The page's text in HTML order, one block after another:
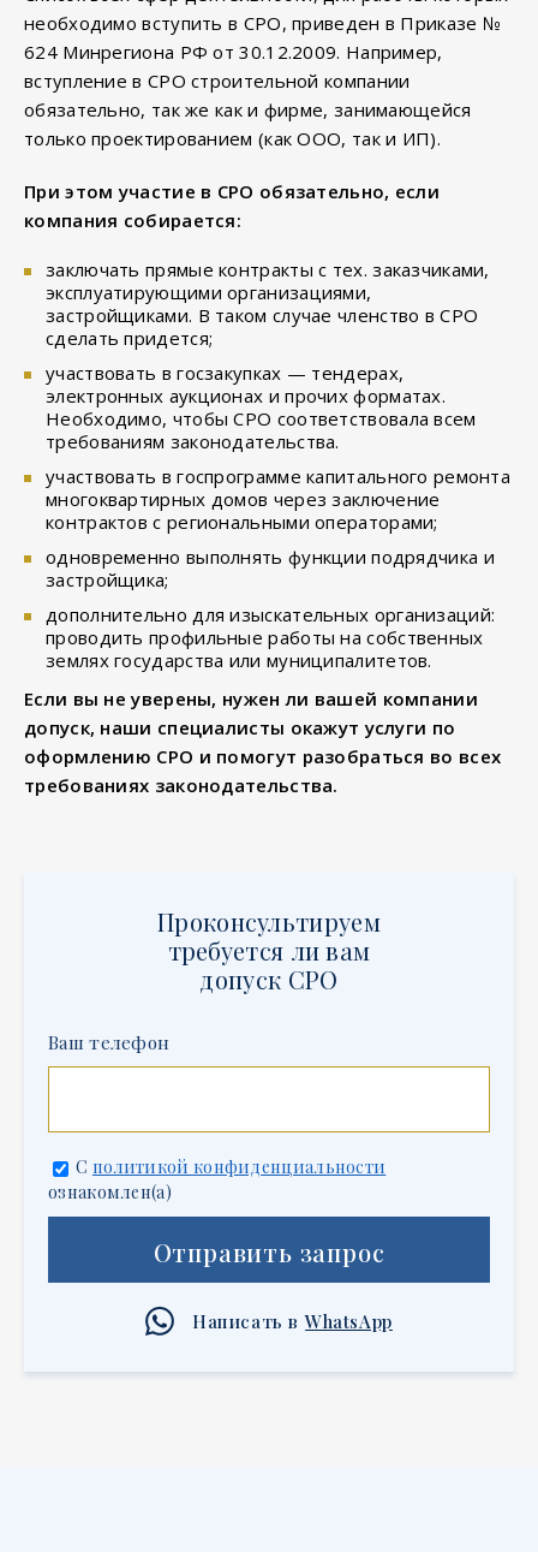
необходимо вступить в СРО, приведен в Приказе №
624 Минрегиона РФ от 30.12.2009. Например,
вступление в СРО строительной компании
обязательно, так же как и фирме, занимающейся
только проектированием (как ООО, так и ИП).
При этом участие в СРО обязательно, если
компания собирается:
заключать прямые контракты с тех. заказчиками,
эксплуатирующими организациями,
застройщиками. В таком случае членство в СРО
сделать придется;
участвовать в госзакупках — тендерах,
электронных аукционах и прочих форматах.
Необходимо, чтобы СРО соответствовала всем
требованиям законодательства.
участвовать в госпрограмме капитального ремонта
многоквартирных домов через заключение
контрактов с региональными операторами;
одновременно выполнять функции подрядчика и
застройщика;
дополнительно для изыскательных организаций:
проводить профильные работы на собственных
землях государства или муниципалитетов.
Если вы не уверены, нужен ли вашей компании
допуск, наши специалисты окажут услуги по
оформлению СРО и помогут разобраться во всех
требованиях законодательства.
Проконсультируем
требуется ли вам
допуск СРО
Ваш телефон
С политикой конфиденциальности
ознакомлен(а)
Отправить запрос
Написать в WhatsApp